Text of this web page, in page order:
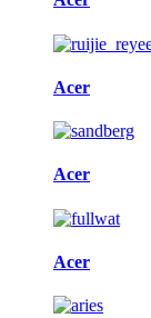
Acer
Acer
Acer